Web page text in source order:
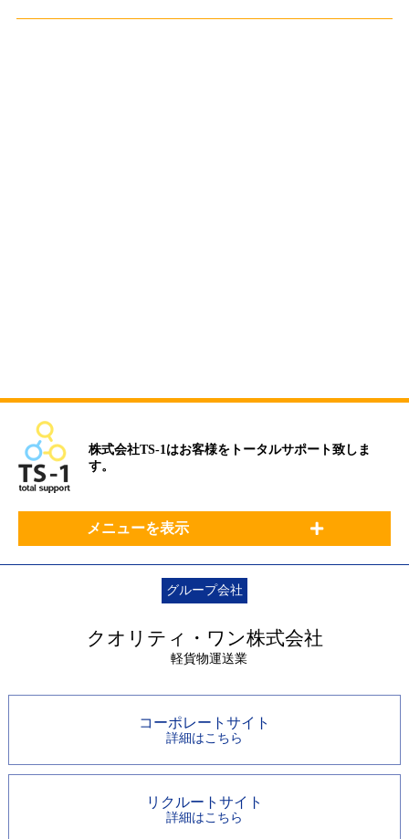
株式会社TS-1はお客様をトータルサポート致しま
す。
メニューを表示
グループ会社
クオリティ・ワン株式会社
軽貨物運送業
コーポレートサイト
詳細はこちら
リクルートサイト
詳細はこちら